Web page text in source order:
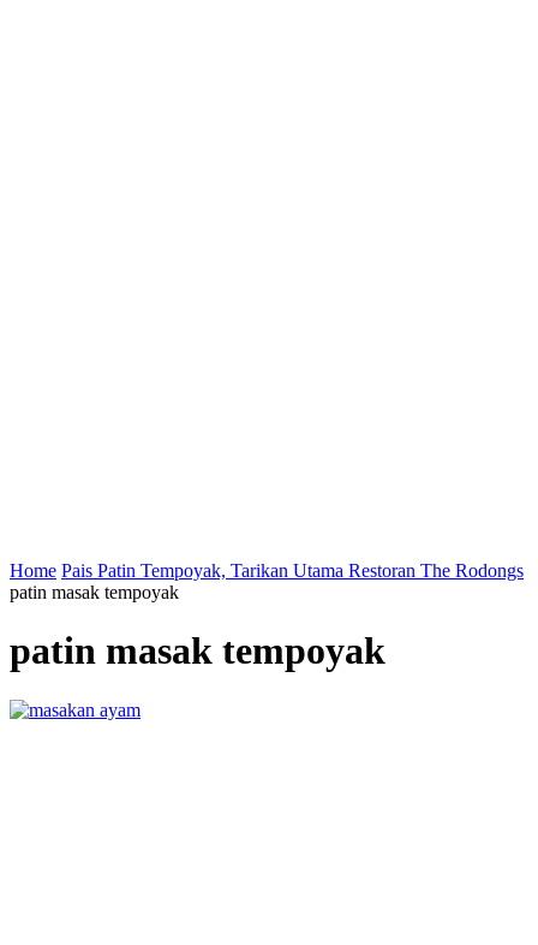
Home Pais Patin Tempoyak, Tarikan Utama Restoran The Rodongs
patin masak tempoyak
patin masak tempoyak